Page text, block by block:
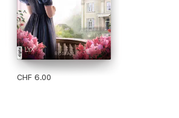
CHF 6.00